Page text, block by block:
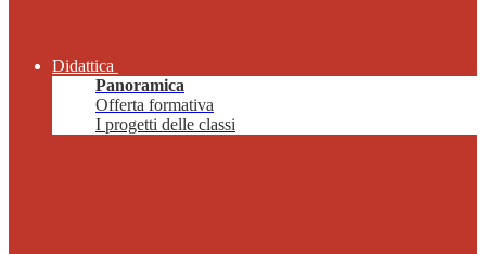
Didattica
Panoramica
Offerta formativa
I progetti delle classi